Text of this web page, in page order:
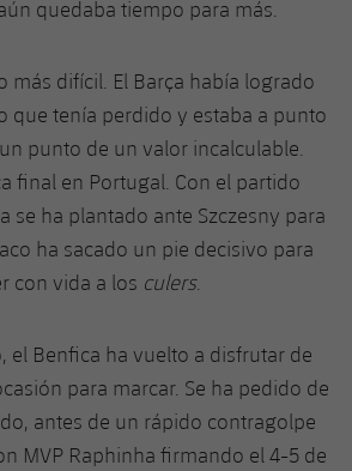
quedaba tiempo para más.
más difícil. El Barça había logrado
que tenía perdido y estaba a punto
punto de un valor incalculable.
final en Portugal. Con el partido
se ha plantado ante Szczesny para
ha sacado un pie decisivo para
con vida a los culers.
el Benfica ha vuelto a disfrutar de
para marcar. Se ha pedido de
antes de un rápido contragolpe
MVP Raphinha firmando el 4-5 de